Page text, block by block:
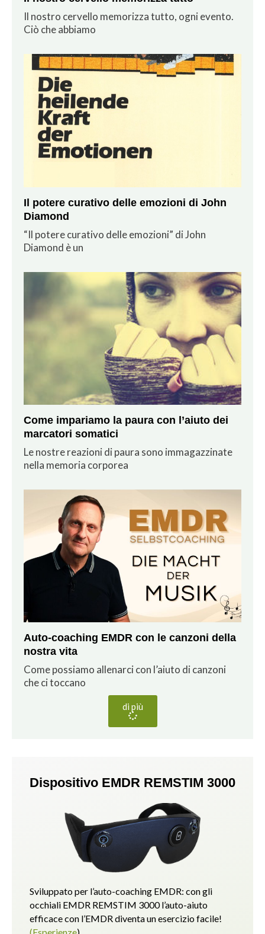
Il nostro cervello memorizza tutto, ogni evento.
Ciò che abbiamo
Il potere curativo delle emozioni di John
Diamond
“Il potere curativo delle emozioni” di John
Diamond è un
Come impariamo la paura con l’aiuto dei
marcatori somatici
Le nostre reazioni di paura sono immagazzinate
nella memoria corporea
Auto-coaching EMDR con le canzoni della
nostra vita
Come possiamo allenarci con l’aiuto di canzoni
che ci toccano
di più
Dispositivo EMDR REMSTIM 3000
Sviluppato per l’auto-coaching EMDR: con gli
occhiali EMDR REMSTIM 3000 l’auto-aiuto
efficace con l’EMDR diventa un esercizio facile!